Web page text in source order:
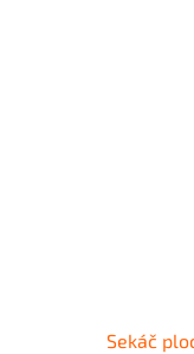
Sekáč